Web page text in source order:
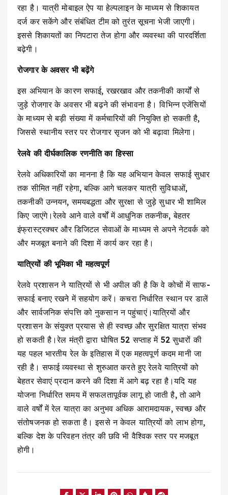
रहा है। यात्री मोबाइल ऐप या हेल्पलाइन के माध्यम से शिकायत
दर्ज कर सकेंगे और संबंधित टीम को तुरंत सूचना भेजी जाएगी।
इससे शिकायतों का निपटारा तेज होगा और व्यवस्था की पारदर्शिता
बढ़ेगी।
रोजगार के अवसर भी बढ़ेंगे
इस अभियान के कारण सफाई, रखरखाव और तकनीकी कार्यों से
जुड़े रोजगार के अवसर भी बढ़ने की संभावना है। विभिन्न एजेंसियों
के माध्यम से बड़ी संख्या में कर्मचारियों की नियुक्ति हो सकती है,
जिससे स्थानीय स्तर पर रोजगार सृजन को भी बढ़ावा मिलेगा।
रेलवे की दीर्घकालिक रणनीति का हिस्सा
रेलवे अधिकारियों का मानना है कि यह अभियान केवल सफाई सुधार
तक सीमित नहीं रहेगा, बल्कि आगे चलकर यात्री सुविधाओं,
तकनीकी उन्नयन, समयबद्धता और सुरक्षा से जुड़े सुधार भी शामिल
किए जाएंगे।रेलवे आने वाले वर्षों में आधुनिक तकनीक, बेहतर
इंफ्रास्ट्रक्चर और डिजिटल सेवाओं के माध्यम से अपने नेटवर्क को
और मजबूत बनाने की दिशा में कार्य कर रहा है।
यात्रियों की भूमिका भी महत्वपूर्ण
रेलवे प्रशासन ने यात्रियों से भी अपील की है कि वे कोचों में साफ-
सफाई बनाए रखने में सहयोग करें। कचरा निर्धारित स्थान पर डालें
और सार्वजनिक संपत्ति को नुकसान न पहुंचाएं।यात्रियों और
प्रशासन के संयुक्त प्रयास से ही स्वच्छ और सुरक्षित यात्रा संभव
हो सकती है।रेल मंत्री द्वारा घोषित 52 सप्ताह में 52 सुधारों की
यह पहल भारतीय रेल के इतिहास में एक महत्वपूर्ण कदम मानी जा
रही है। सफाई व्यवस्था से शुरुआत करते हुए रेलवे यात्रियों को
बेहतर सेवाएं प्रदान करने की दिशा में आगे बढ़ रहा है।यदि यह
योजना निर्धारित समय में सफलतापूर्वक लागू हो जाती है, तो आने
वाले वर्षों में रेल यात्रा का अनुभव अधिक आरामदायक, स्वच्छ और
संतोषजनक हो सकता है। इससे न केवल यात्रियों को लाभ होगा,
बल्कि देश के परिवहन तंत्र की छवि भी वैश्विक स्तर पर मजबूत
होगी।